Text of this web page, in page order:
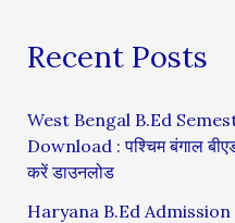
Recent Posts
West Bengal B.Ed
Download : पश्चिम बंगाल
करें डाउनलोड
Haryana B.Ed Admission